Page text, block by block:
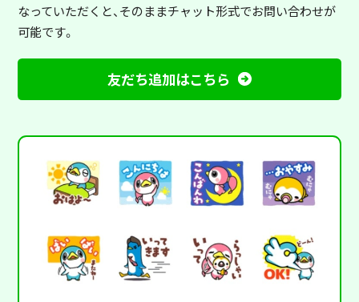
なっていただくと、そのままチャット形式でお問い合わせが
可能です。
友だち追加はこちら